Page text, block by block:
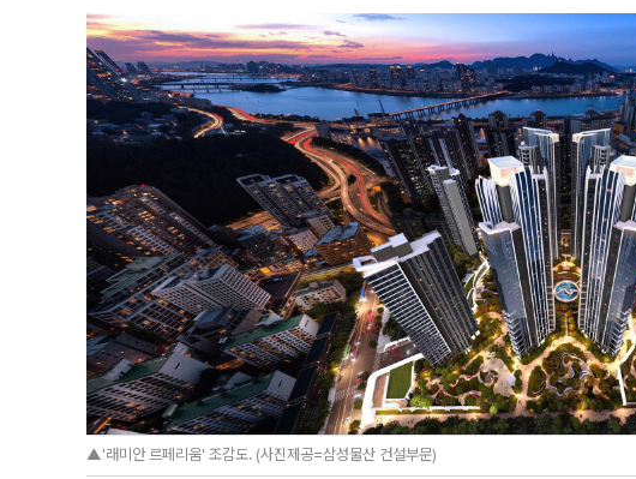
▲'래미안 르페리움' 조감도. (사진제공=삼성물산 건설부문)